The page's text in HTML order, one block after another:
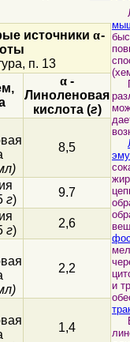
источники α-
п. 13
α -
Линоленовая
кислота (г)
8,5
г)
9.7
г)
2,6
2,2
1,4
и
В